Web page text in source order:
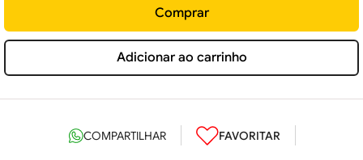
Adicionar ao carrinho
Comprar